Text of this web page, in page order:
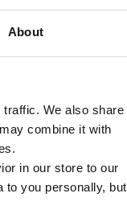
About
We also share
combine it with
in our store to our
to you personally, but